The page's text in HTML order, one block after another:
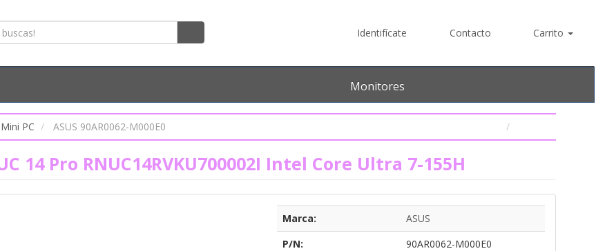
Identifícate Contacto Carrito
Monitores
Mini PC ASUS 90AR0062-M000E0
14 Pro RNUC14RVKU700002I Intel Core Ultra 7-155H
Marca:
ASUS
P/N:
90AR0062-M000E0